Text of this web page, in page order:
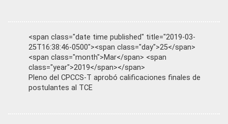
<span class="date time published" title="2019-03-
25T16:38:46-0500"><span class="day">25</span>
<span class="month">Mar</span> <span
class="year">2019</span></span>
Pleno del CPCCS-T aprobó calificaciones finales de
postulantes al TCE